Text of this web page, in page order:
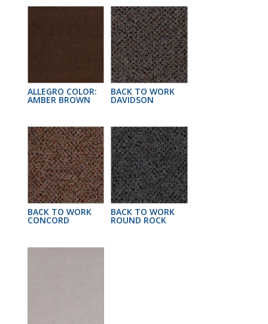
ALLEGRO COLOR:
AMBER BROWN
BACK TO WORK
DAVIDSON
BACK TO WORK
CONCORD
BACK TO WORK
ROUND ROCK